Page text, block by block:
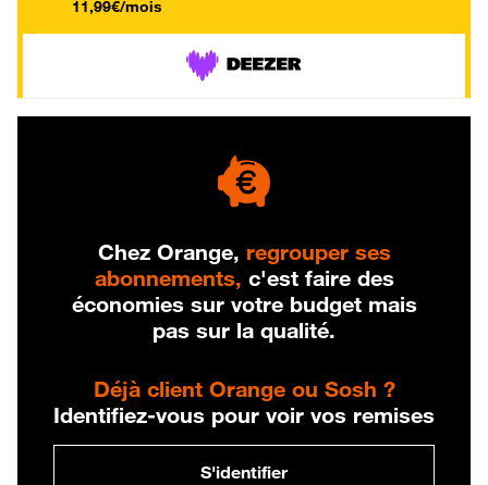
11,99€/mois
Chez Orange, regrouper ses
abonnements, c'est faire des
économies sur votre budget mais
pas sur la qualité.
Déjà client Orange ou Sosh ?
Identifiez-vous pour voir vos remises
S'identifier